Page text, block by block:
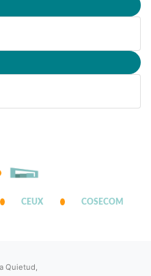
CEUX COSECOM
Quietud,